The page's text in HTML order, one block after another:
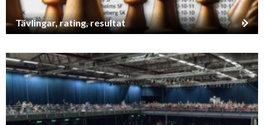
Tävlingar, rating, resultat